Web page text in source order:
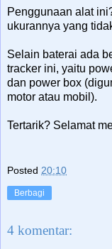
Penggunaan alat
ukurannya yang
Selain baterai ada
tracker ini, yaitu
dan power box
motor atau mobil).
Tertarik? Selamat
Posted 20:10
Berbagi
4 komentar: